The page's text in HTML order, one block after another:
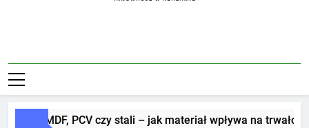
Na Plus
z MDF, PCV czy stali – jak materiał wpływa na trwałość i